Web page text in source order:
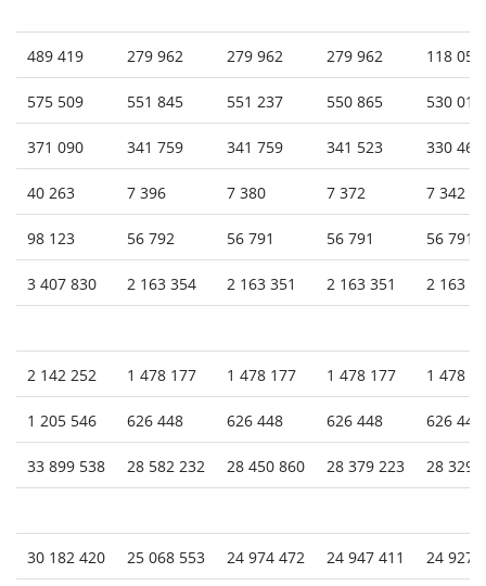
489 419 279 962 279 962 279 962 118 059
575 509 551 845 551 237 550 865 530 014
371 090 341 759 341 759 341 523 330 464
40 263 7 396 7 380 7 372 7 342
98 123 56 792 56 791 56 791 56 791
3 407 830 2 163 354 2 163 351 2 163 351 2 163
2 142 252 1 478 177 1 478 177 1 478 177 1 478
1 205 546 626 448 626 448 626 448 626 448
33 899 538 28 582 232 28 450 860 28 379 223 28 329
30 182 420 25 068 553 24 974 472 24 947 411 24 927